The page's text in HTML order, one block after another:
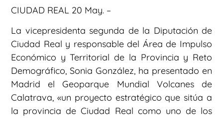
CIUDAD REAL 20 May. –
La vicepresidenta segunda de la Diputación de
Ciudad Real y responsable del Área de Impulso
Económico y Territorial de la Provincia y Reto
Demográfico, Sonia González, ha presentado en
Madrid el Geoparque Mundial Volcanes de
Calatrava, «un proyecto estratégico que sitúa a
la provincia de Ciudad Real como uno de los